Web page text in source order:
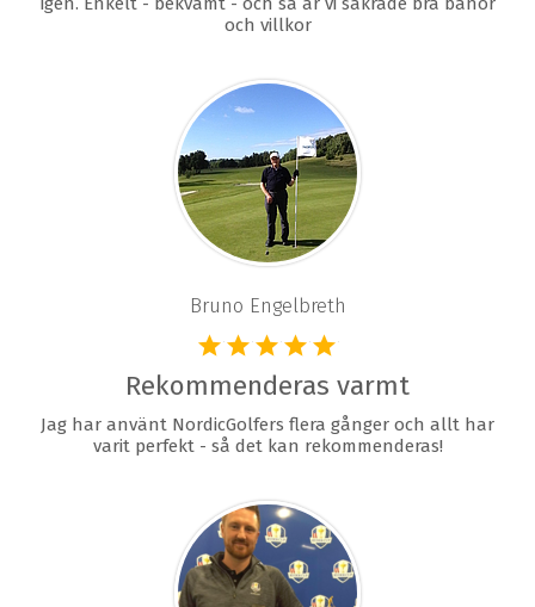
och villkor
Bruno Engelbreth
Rekommenderas varmt
Jag har använt NordicGolfers flera gånger och allt har
varit perfekt - så det kan rekommenderas!